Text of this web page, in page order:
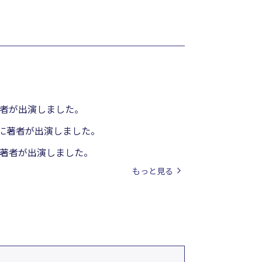
が出演しました。
者が出演しました。
者が出演しました。
もっと見る